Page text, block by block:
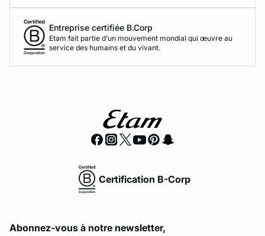
Entreprise certifiée B.Corp
Etam fait partie d’un mouvement mondial qui œuvre au
service des humains et du vivant.
Certification B-Corp
Abonnez-vous à notre newsletter,